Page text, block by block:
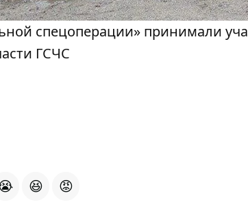
спецоперации» принимали
ГСЧС
😆 😡